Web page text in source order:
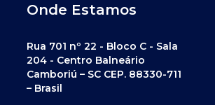
Onde Estamos
Rua 701 nº 22 - Bloco C - Sala
204 - Centro Balneário
Camboriú – SC CEP. 88330-711
– Brasil